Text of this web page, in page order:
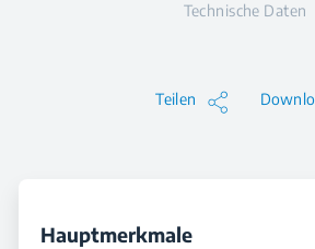
Technische Daten
Teilen
Hauptmerkmale